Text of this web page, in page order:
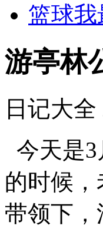
篮球
游亭林
日记大全
今天是
的时候
带领下